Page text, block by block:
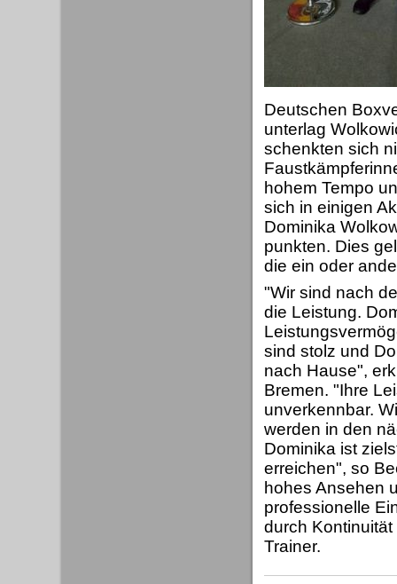
Deutschen
unterlag
schenkten sich
hohem Tempo
sich in einigen
Dominika
punkten. Dies
die ein oder
"Wir sind nach
die Leistung.
sind stolz und
nach Hause",
Bremen. "Ihre
unverkennbar.
werden in den
Dominika ist
erreichen", so
hohes Ansehen
professionelle
durch
Trainer.